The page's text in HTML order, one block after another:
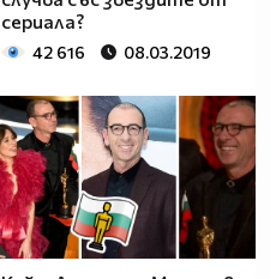
сериала?
42 616 08.03.2019